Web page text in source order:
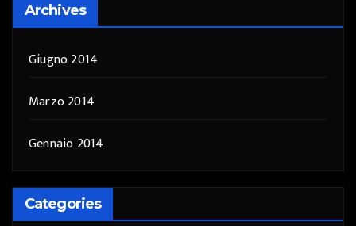
Archives
Giugno 2014
Marzo 2014
Gennaio 2014
Categories